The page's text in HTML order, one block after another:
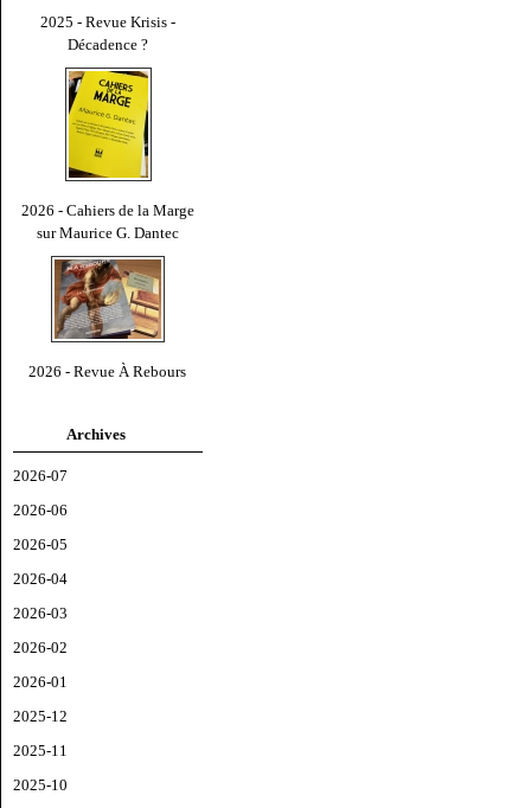
2025 - Revue Krisis -
Décadence ?
2026 - Cahiers de la Marge
sur Maurice G. Dantec
2026 - Revue À Rebours
Archives
2026-07
2026-06
2026-05
2026-04
2026-03
2026-02
2026-01
2025-12
2025-11
2025-10